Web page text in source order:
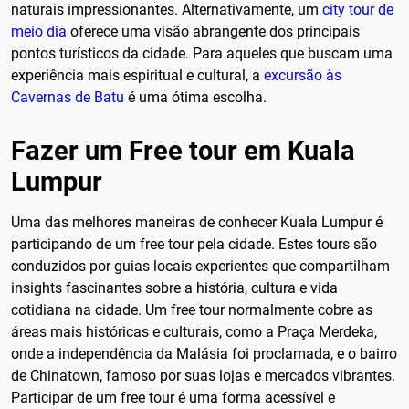
naturais impressionantes. Alternativamente, um city tour de
meio dia oferece uma visão abrangente dos principais
pontos turísticos da cidade. Para aqueles que buscam uma
experiência mais espiritual e cultural, a excursão às
Cavernas de Batu é uma ótima escolha.
Fazer um Free tour em Kuala
Lumpur
Uma das melhores maneiras de conhecer Kuala Lumpur é
participando de um free tour pela cidade. Estes tours são
conduzidos por guias locais experientes que compartilham
insights fascinantes sobre a história, cultura e vida
cotidiana na cidade. Um free tour normalmente cobre as
áreas mais históricas e culturais, como a Praça Merdeka,
onde a independência da Malásia foi proclamada, e o bairro
de Chinatown, famoso por suas lojas e mercados vibrantes.
Participar de um free tour é uma forma acessível e